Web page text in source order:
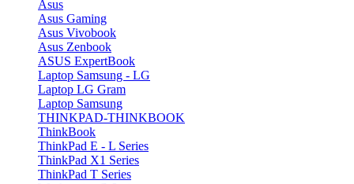
Asus
Asus Gaming
Asus Vivobook
Asus Zenbook
ASUS ExpertBook
Laptop Samsung - LG
Laptop LG Gram
Laptop Samsung
THINKPAD-THINKBOOK
ThinkBook
ThinkPad E - L Series
ThinkPad X1 Series
ThinkPad T Series